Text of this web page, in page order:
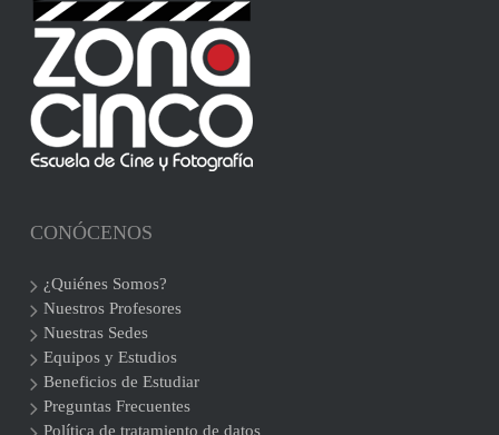
CONÓCENOS
¿Quiénes Somos?
Nuestros Profesores
Nuestras Sedes
Equipos y Estudios
Beneficios de Estudiar
Preguntas Frecuentes
Política de tratamiento de datos